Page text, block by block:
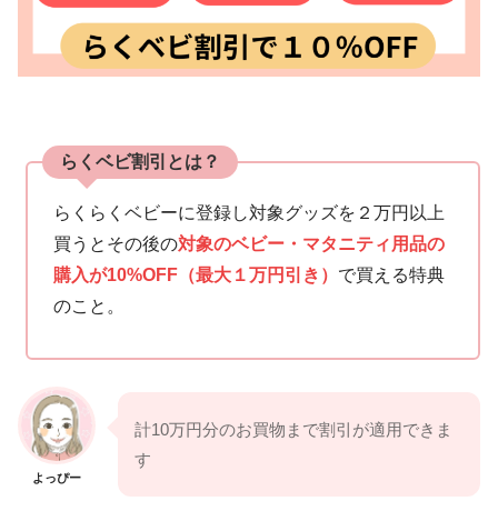
らくベビ割引とは？
らくらくベビーに登録し対象グッズを２万円以上
買うとその後の対象のベビー・マタニティ用品の
購入が10%OFF（最大１万円引き） で買える特典
のこと。
よっぴー
計10万円分のお買物まで割引が適用できま
す